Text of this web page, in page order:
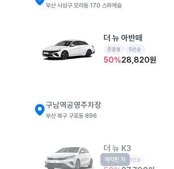
부산 사상구 모라동 170 스파캐슬
더 뉴 아반떼
준중형 5인승
50%28,820원
구남역공영주차장
부산 북구 구포동 896
더 뉴 K3
준중형 5인승
예약된 차